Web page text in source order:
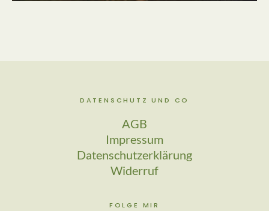
DATENSCHUTZ UND CO
AGB
Impressum
Datenschutzerklärung
Widerruf
FOLGE MIR